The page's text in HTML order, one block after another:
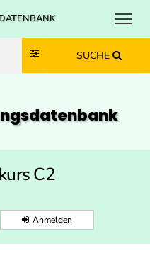
Zum Inhalt springen
Zum Navmenü springen
Zur Suche springen
Zur Footer springen
SUCHE
C2
Anmelden